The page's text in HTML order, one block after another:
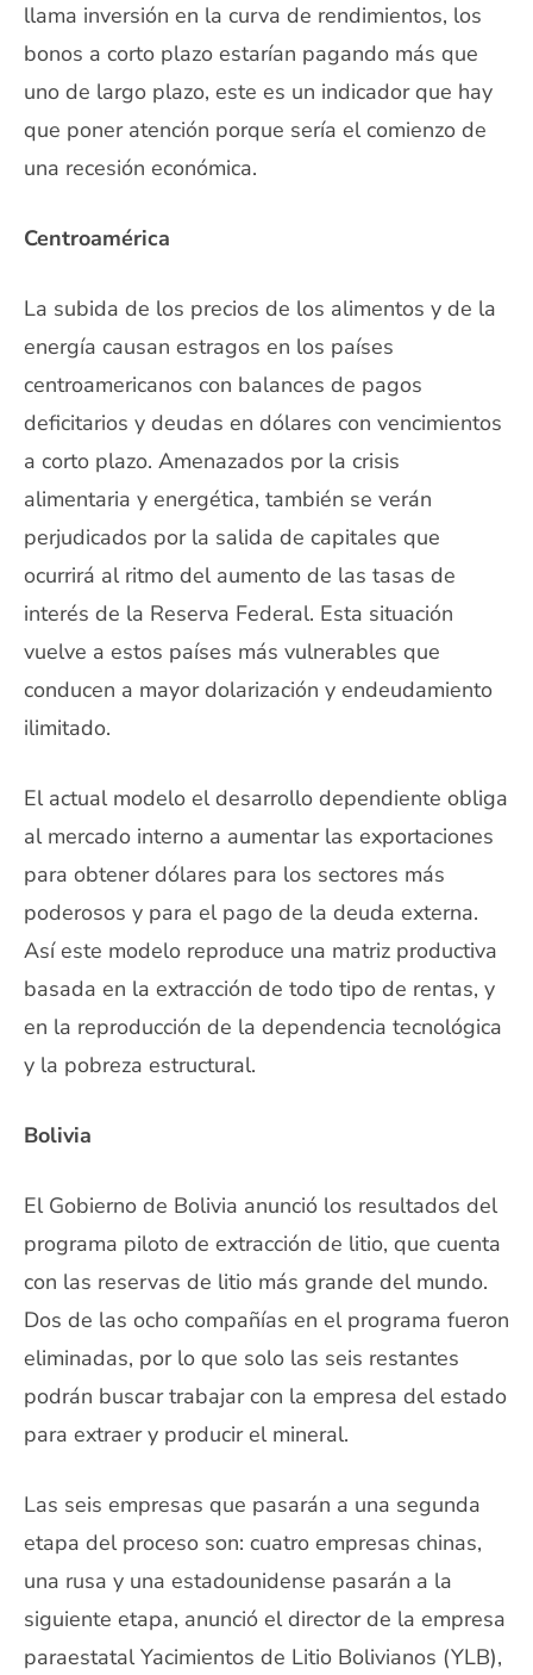
llama inversión en la curva de rendimientos, los
bonos a corto plazo estarían pagando más que
uno de largo plazo, este es un indicador que hay
que poner atención porque sería el comienzo de
una recesión económica.
Centroamérica
La subida de los precios de los alimentos y de la
energía causan estragos en los países
centroamericanos con balances de pagos
deficitarios y deudas en dólares con vencimientos
a corto plazo. Amenazados por la crisis
alimentaria y energética, también se verán
perjudicados por la salida de capitales que
ocurrirá al ritmo del aumento de las tasas de
interés de la Reserva Federal. Esta situación
vuelve a estos países más vulnerables que
conducen a mayor dolarización y endeudamiento
ilimitado.
El actual modelo el desarrollo dependiente obliga
al mercado interno a aumentar las exportaciones
para obtener dólares para los sectores más
poderosos y para el pago de la deuda externa.
Así este modelo reproduce una matriz productiva
basada en la extracción de todo tipo de rentas, y
en la reproducción de la dependencia tecnológica
y la pobreza estructural.
Bolivia
El Gobierno de Bolivia anunció los resultados del
programa piloto de extracción de litio, que cuenta
con las reservas de litio más grande del mundo.
Dos de las ocho compañías en el programa fueron
eliminadas, por lo que solo las seis restantes
podrán buscar trabajar con la empresa del estado
para extraer y producir el mineral.
Las seis empresas que pasarán a una segunda
etapa del proceso son: cuatro empresas chinas,
una rusa y una estadounidense pasarán a la
siguiente etapa, anunció el director de la empresa
paraestatal Yacimientos de Litio Bolivianos (YLB),